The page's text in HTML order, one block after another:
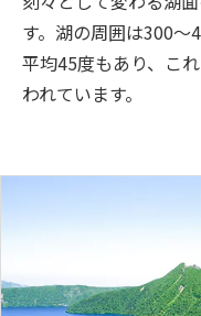
す。湖の周囲は300
平均45度もあり、こ
われています。